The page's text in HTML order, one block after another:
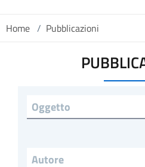
Home / Pubblicazioni
Titolo
Autore (field_autore)